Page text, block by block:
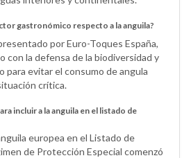
gastronómico respecto a la anguila?
por Euro-Toques España,
con la defensa de la biodiversidad y
para evitar el consumo de angula
crítica.
incluir a la anguila en el listado de
europea en el Listado de
de Protección Especial comenzó